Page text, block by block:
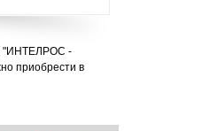
"ИНТЕЛРОС -
приобрести в